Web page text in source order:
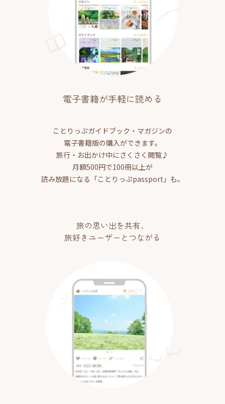
電子書籍が手軽に読める
ことりっぷガイドブック・マガジンの
電子書籍版の購入ができます。
旅行・お出かけ中にさくさく閲覧♪
月額500円で100冊以上が
読み放題になる「ことりっぷpassport」も。
旅の思い出を共有、
旅好きユーザーとつながる